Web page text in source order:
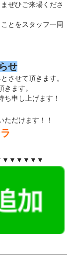
ぜひご来場くださ
とをスタッフ一同
せ
させて頂きます。
きます。
申し上げます！
ただけます！！